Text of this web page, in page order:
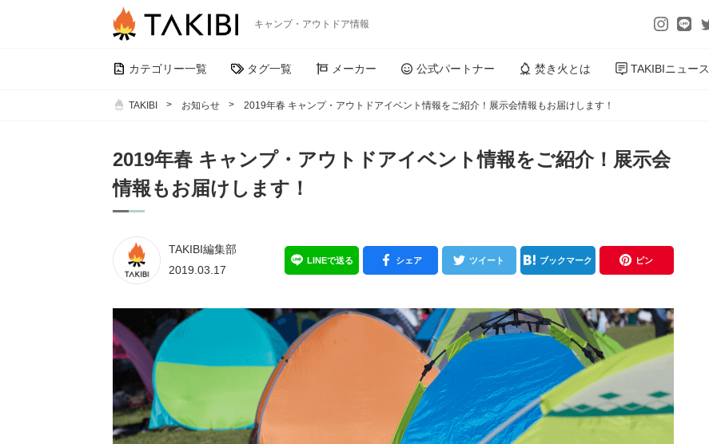
キャンプ・アウトドア情報
カテゴリー一覧 タグ一覧 メーカー 公式パートナー 焚き火とは TAKIBIニュース
TAKIBI お知らせ 2019年春 キャンプ・アウトドアイベント情報をご紹介！展示会情報もお届けします！
2019年春 キャンプ・アウトドアイベント情報をご紹介！展示会
情報もお届けします！
TAKIBI編集部
2019.03.17
LINEで送る シェア ツイート ブックマーク ピン